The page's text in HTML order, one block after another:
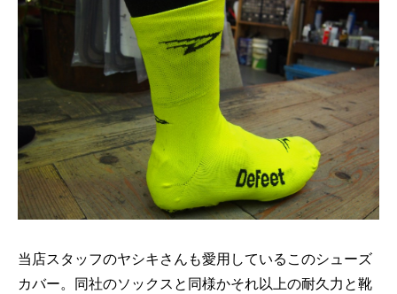
当店スタッフのヤシキさんも愛用しているこのシューズ
カバー。同社のソックスと同様かそれ以上の耐久力と靴